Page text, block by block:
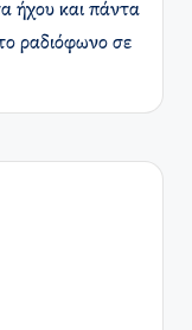
ήχου και πάντα
ραδιόφωνο σε